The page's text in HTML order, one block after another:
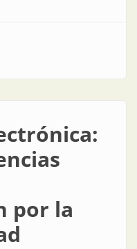
la infraestructura crítica
por la